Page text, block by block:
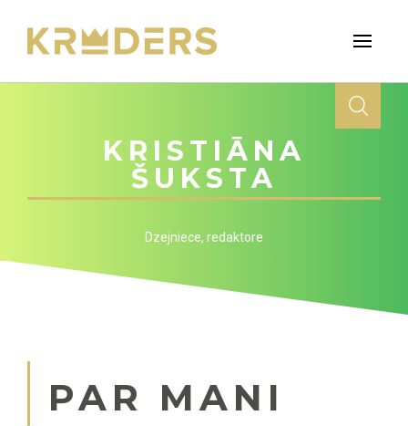
KRISTIĀNA
ŠUKSTA
Dzejniece, redaktore
PAR MANI